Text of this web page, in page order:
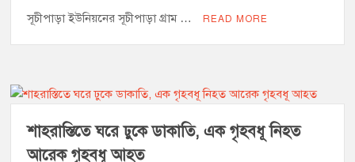
সূচীপাড়া ইউনিয়নের সূচীপাড়া গ্রাম … READ MORE
শাহরাস্তিতে ঘরে ঢুকে ডাকাতি, এক গৃহবধূ নিহত
আরেক গৃহবধূ আহত